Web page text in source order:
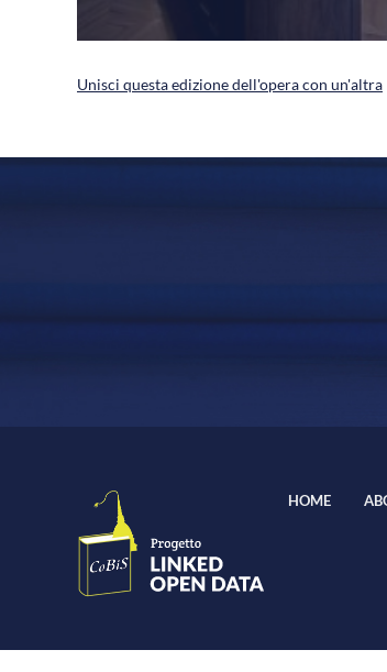
Unisci questa edizione dell'opera con un'altra
HOME